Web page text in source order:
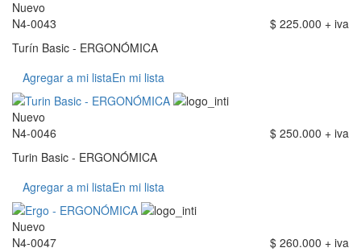
Nuevo
N4-0043
$ 225.000 + iva
Turín Basic - ERGONÓMICA
Agregar a mi listaEn mi lista
Nuevo
N4-0046
$ 250.000 + iva
Turin Basic - ERGONÓMICA
Agregar a mi listaEn mi lista
Nuevo
N4-0047
$ 260.000 + iva